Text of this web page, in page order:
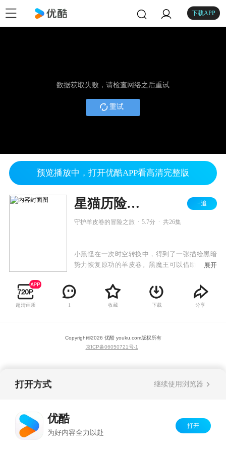
下载APP
数据获取失败，请检查网络之后重试
重试
预览播放中，打开优酷APP看高清完整版
星猫历险记 书法篇 +追
守护羊皮卷的冒险之旅 5.7分 共26集
小黑怪在一次时空转换中，得到了一张描绘黑暗
势力恢复原功的羊皮卷。黑魔王可以借助这张神
特定时空中精神之光并可以占为己有。星猫及12
星座族为了彻底消灭黑魔王独霸世界的野心，经
历一次次时空冒险，将羊皮卷夺得并送回到它原
展开
超清画质 1 收藏 下载 分享
Copyright©2026 优酷 youku.com版权所有
京ICP备06050721号-1
打开方式 继续使用浏览器
优酷
为好内容全力以赴
打开